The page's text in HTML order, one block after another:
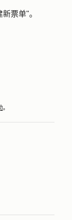
新票单"。
。